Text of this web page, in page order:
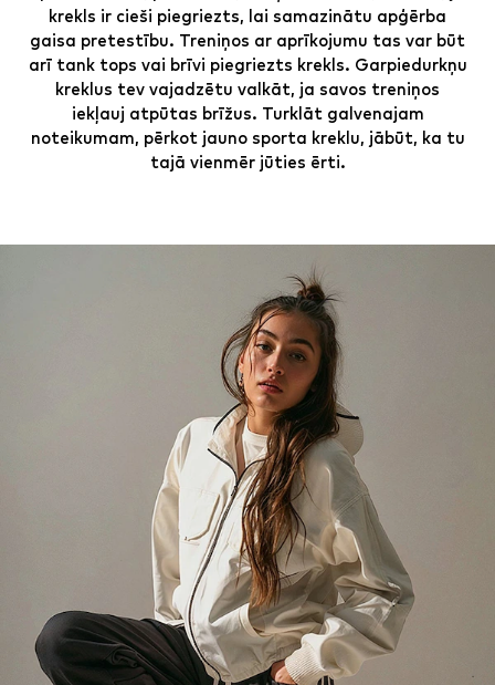
krekls ir cieši piegriezts, lai samazinātu apģērba
gaisa pretestību. Treniņos ar aprīkojumu tas var būt
arī tank tops vai brīvi piegriezts krekls. Garpiedurkņu
kreklus tev vajadzētu valkāt, ja savos treniņos
iekļauj atpūtas brīžus. Turklāt galvenajam
noteikumam, pērkot jauno sporta kreklu, jābūt, ka tu
tajā vienmēr jūties ērti.